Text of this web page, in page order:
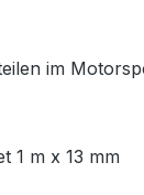
im
1 m x 13 mm